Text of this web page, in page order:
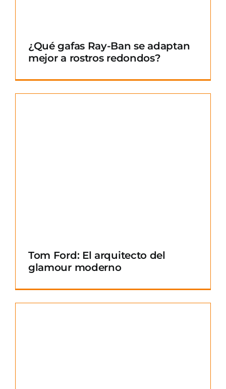
¿Qué gafas Ray-Ban se adaptan
mejor a rostros redondos?
Tom Ford: El arquitecto del
glamour moderno